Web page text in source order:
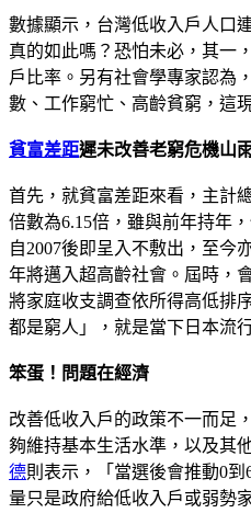
數據顯示，台灣低收入戶人口
真的如此嗎？恐怕未必，其一
戶比率。另有社會學專家認為
數、工作窮忙、高齡貧窮，這
貧富差距遲未改善老窮危機山
首先，就貧富差距來看，主計
倍數為6.15倍，雖與前年持年
自2007後即呈入不敷出，至今
年將邁入超高齡社會。屆時，
將家庭收支調查依所得高低排
都是窮人」，就是當下日本流
笨蛋！問題在經濟
改善低收入戶的政策不一而足
夠維持基本生活水準，以及其
德則表示，「當選後會推動0
量只是政府給低收入戶或弱勢